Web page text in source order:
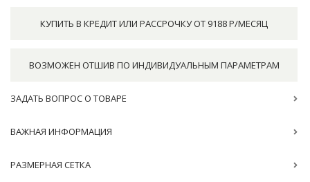
КУПИТЬ В КРЕДИТ ИЛИ РАССРОЧКУ ОТ 9188 Р/МЕСЯЦ
ВОЗМОЖЕН ОТШИВ ПО ИНДИВИДУАЛЬНЫМ ПАРАМЕТРАМ
ЗАДАТЬ ВОПРОС О ТОВАРЕ
ВАЖНАЯ ИНФОРМАЦИЯ
РАЗМЕРНАЯ СЕТКА